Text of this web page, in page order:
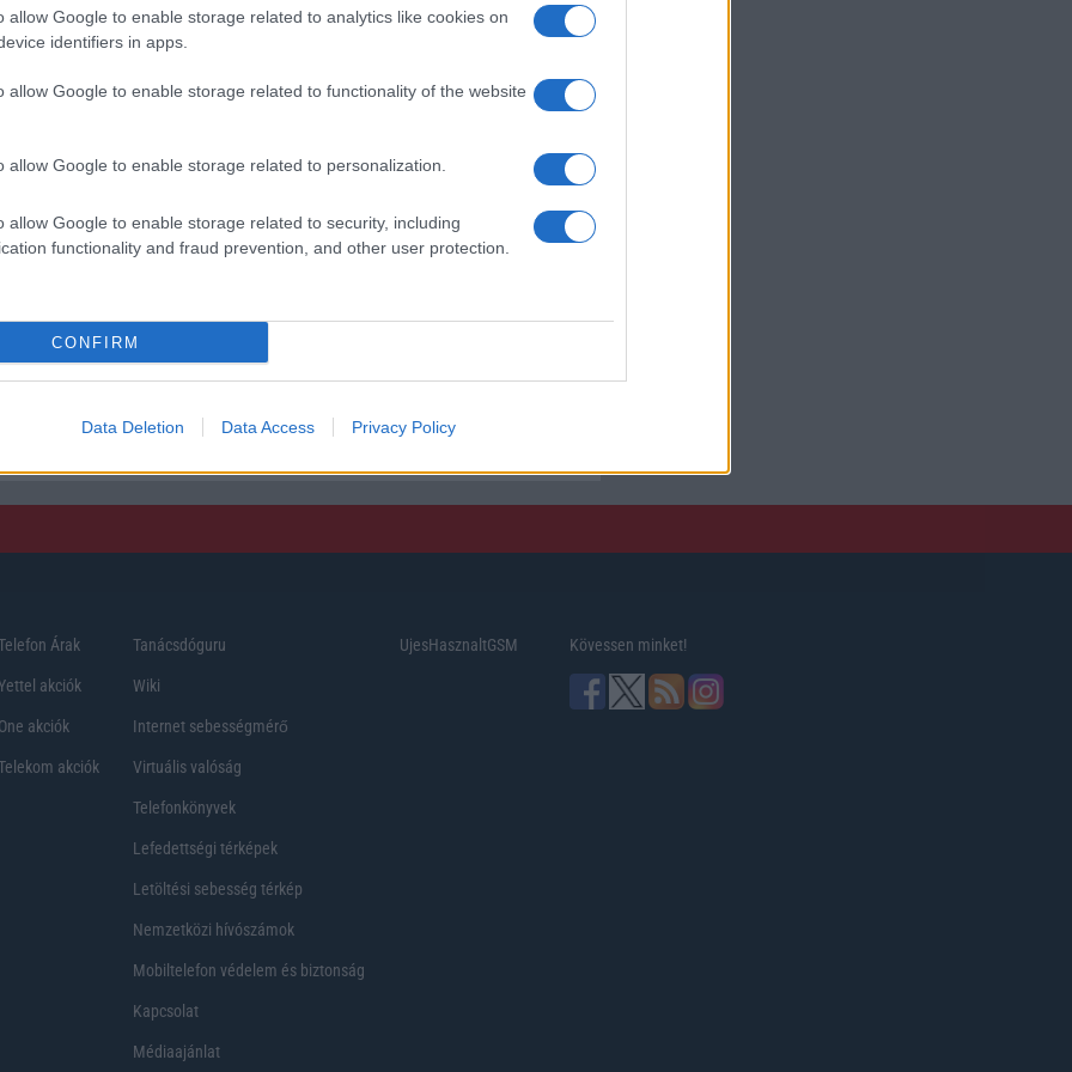
allow Google to enable storage related to analytics like cookies on
identifiers in apps.
allow Google to enable storage related to functionality of the website
allow Google to enable storage related to personalization.
allow Google to enable storage related to security, including
functionality and fraud prevention, and other user protection.
CONFIRM
Data Deletion Data Access Privacy Policy
új mesterséges
és továbbfejlesztett
Galaxy
lesz az út vége.
modellek mellett a régóta pletykált
találgatások továbbra is beárnyékolják a
rejtett
amely észrevétlenül
meg a
alkalmazásokra
már évek óta
kínál, amelyek
Ez a rejtett Samsung
megváltoztatja a
mobilhasználatot – sokan
mégsem tudnak róla
Az Edge Panel az egyik leghasznosabb
mindennapi használatot, miközben a Pixel
Árak
akciók
One akciók
akciók
Tanácsdóguru
Wiki
Internet sebességmérő
Virtuális valóság
Telefonkönyvek
Lefedettségi térképek
Letöltési sebesség térkép
Nemzetközi hívószámok
Mobiltelefon védelem és biztonság
Kapcsolat
Médiaajánlat
UjesHasznaltGSM Kövessen minket!